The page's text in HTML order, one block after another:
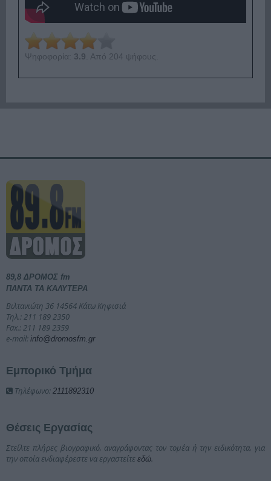
Ψηφοφορία: 3.9 . Από 204 ψήφους.
89,8 ΔΡΟΜΟΣ fm
ΠΑΝΤΑ ΤΑ ΚΑΛΥΤΕΡΑ
Βιλτανιώτη 36 14564 Κάτω Κηφισιά
Τηλ.: 211 189 2350
Fax.: 211 189 2359
e-mail: info@dromosfm.gr
Εμπορικό Τμήμα
Τηλέφωνο: 2111892310
Θέσεις Εργασίας
Στείλτε πλήρες βιογραφικό, αναγράφοντας τον τομέα ή την ειδικότητα, για
την οποία ενδιαφέρεστε να εργαστείτε εδώ.